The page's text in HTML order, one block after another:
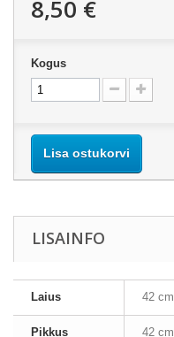
8,50 €
Kogus
Lisa ostukorvi
LISAINFO
Laius 42 cm
Pikkus 42 cm